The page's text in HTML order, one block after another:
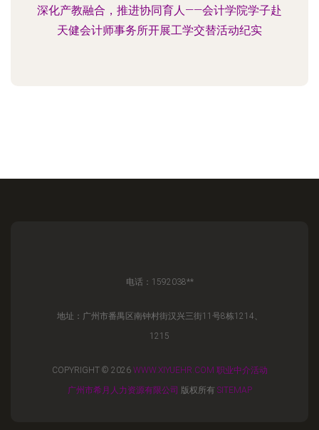
深化产教融合，推进协同育人——会计学院学子赴
天健会计师事务所开展工学交替活动纪实
电话：1592038**
地址：广州市番禺区南钟村街汉兴三街11号8栋1214、
1215
COPYRIGHT © 2026 WWW.XIYUEHR.COM 职业中介活动
广州市希月人力资源有限公司 版权所有 SITEMAP